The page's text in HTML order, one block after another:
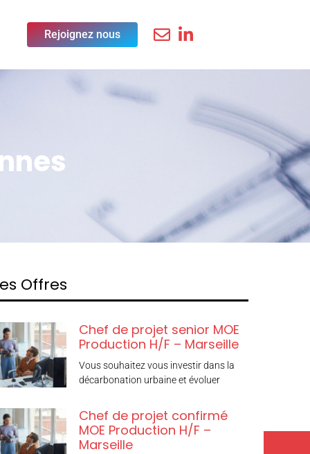
Rejoignez nous
Offres
Chef de projet senior MOE
Production H/F – Marseille
Vous souhaitez vous investir dans la
décarbonation urbaine et évoluer
Chef de projet confirmé
MOE Production H/F –
Marseille